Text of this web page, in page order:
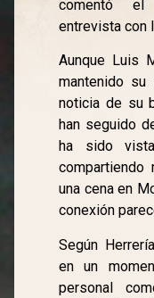
comentó el
entrevista con
Aunque Luis
mantenido
noticia de su
han seguido
ha sido
compartiendo
una cena en
conexión
Según
en un
personal